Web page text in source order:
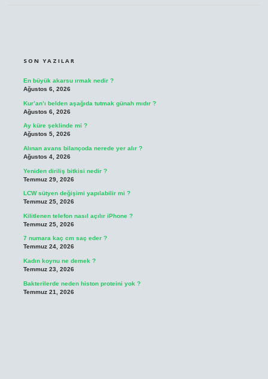
SON YAZILAR
En büyük akarsu ırmak nedir ?
Ağustos 6, 2026
Kur’an’ı belden aşağıda tutmak günah mıdır ?
Ağustos 6, 2026
Ay küre şeklinde mi ?
Ağustos 5, 2026
Alınan avans bilançoda nerede yer alır ?
Ağustos 4, 2026
Yeniden diriliş bitkisi nedir ?
Temmuz 29, 2026
LCW sütyen değişimi yapılabilir mi ?
Temmuz 25, 2026
Kilitlenen telefon nasıl açılır iPhone ?
Temmuz 25, 2026
7 numara kaç cm saç eder ?
Temmuz 24, 2026
Kadın koynu ne demek ?
Temmuz 23, 2026
Bakterilerde neden histon proteini yok ?
Temmuz 21, 2026